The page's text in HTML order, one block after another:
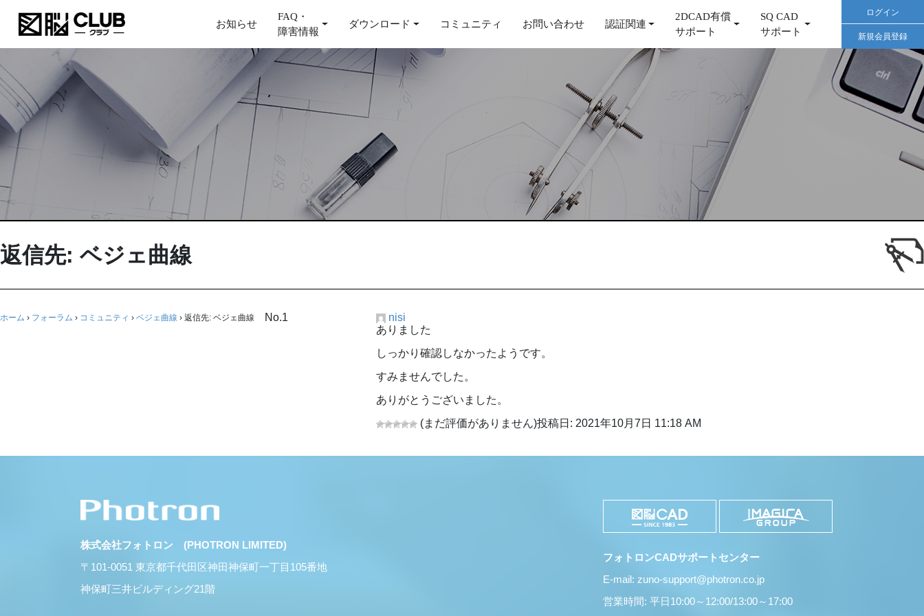
お知らせ
FAQ・
障害情報
ダウンロード コミュニティ お問い合わせ 認証関連
2DCAD有償
サポート
SQ CAD
サポート
ログイン
新規会員登録
返信先: ベジェ曲線
ホーム › フォーラム › コミュニティ › ベジェ曲線 › 返信先: ベジェ曲線 No.1
nisi
ありました
しっかり確認しなかったようです。
すみませんでした。
ありがとうございました。
(まだ評価がありません)投稿日: 2021年10月7日 11:18 AM
株式会社フォトロン (PHOTRON LIMITED)
〒101-0051 東京都千代田区神田神保町一丁目105番地
神保町三井ビルディング21階
フォトロンCADサポートセンター
E-mail: zuno-support@photron.co.jp
営業時間: 平日10:00～12:00/13:00～17:00